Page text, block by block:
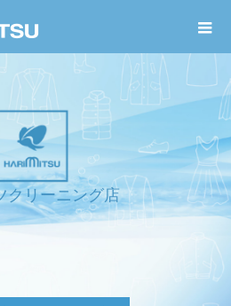
リーニング店舗情